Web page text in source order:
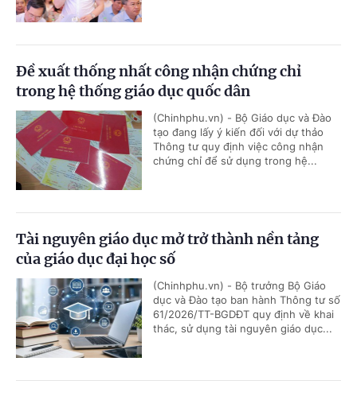
Đề xuất thống nhất công nhận chứng chỉ
trong hệ thống giáo dục quốc dân
(Chinhphu.vn) - Bộ Giáo dục và Đào
tạo đang lấy ý kiến đối với dự thảo
Thông tư quy định việc công nhận
chứng chỉ để sử dụng trong hệ...
Tài nguyên giáo dục mở trở thành nền tảng
của giáo dục đại học số
(Chinhphu.vn) - Bộ trưởng Bộ Giáo
dục và Đào tạo ban hành Thông tư số
61/2026/TT-BGDĐT quy định về khai
thác, sử dụng tài nguyên giáo dục...